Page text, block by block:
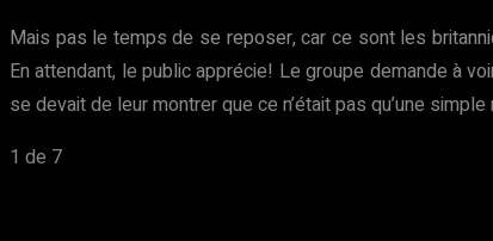
Mais pas le temps de se reposer, car ce sont les
En attendant, le public apprécie! Le groupe demande à
se devait de leur montrer que ce n’était pas qu’une
1 de 7